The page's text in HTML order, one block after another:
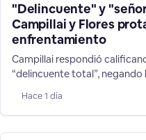
"Delincuente" y
Campillai y Flores
enfrentamiento
Campillai respondió
“delincuente total”,
más de tono cuando Flores
cuma total”. Una situación
que ambas ejercen.
Hace 1 día